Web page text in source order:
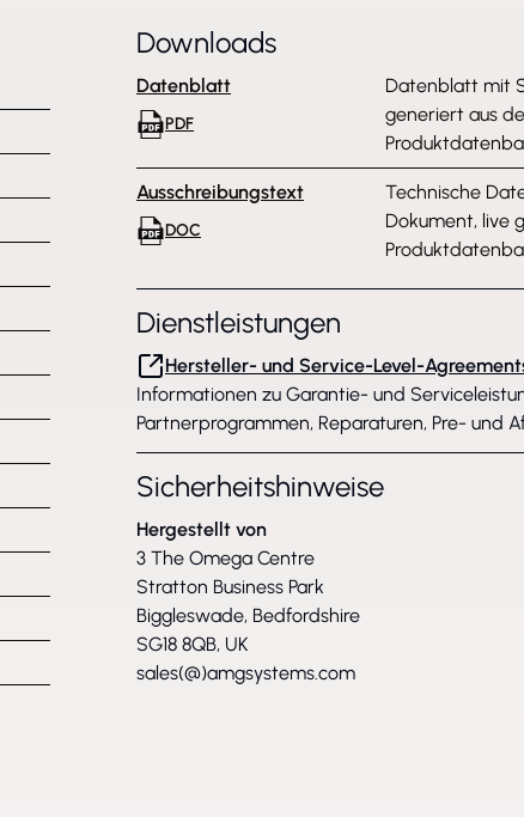
Downloads
Datenblatt
PDF
Datenblatt mit
generiert aus
Ausschreibungstext
DOC
Technische
Dokument, live
Dienstleistungen
Hersteller- und Service-Level-
Informationen zu Garantie- und
Partnerprogrammen, Reparaturen, Pre- und
Sicherheitshinweise
Hergestellt von
3 The Omega Centre
Stratton Business Park
Biggleswade, Bedfordshire
SG18 8QB, UK
sales(@)amgsystems.com